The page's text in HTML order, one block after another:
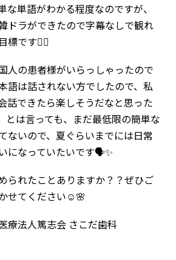
な単語がわかる程度なのですが、
ドラができたので字幕なしで観れ
です✊🏻
人の患者様がいらっしゃったので
語は話されない方でしたので、私
話できたら楽しそうだなと思った
とは言っても、まだ最低限の簡単な
ないので、夏ぐらいまでには日常
になっていたいです🗣️✨
られたことありますか？？ぜひご
せてください☺️🌸
法人篤志会 さこだ歯科